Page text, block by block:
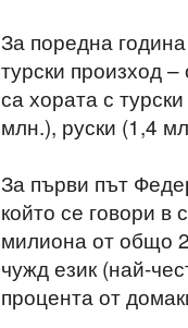
За поредна
турски произход
са хората с
млн.), руски (1,4
За първи път
който се говори в
милиона от общо
чужд език (най-
процента от